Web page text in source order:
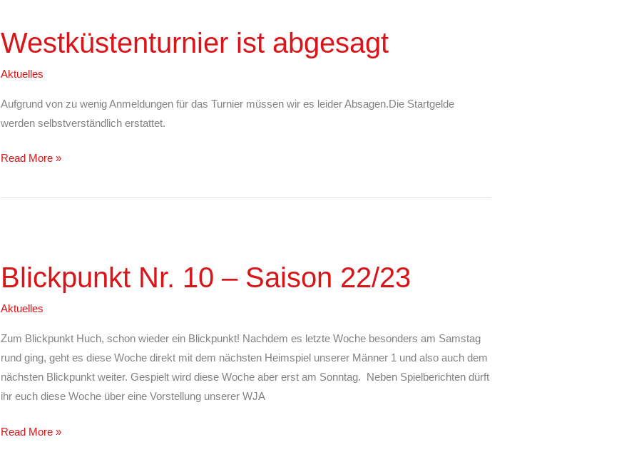
Westküstenturnier ist abgesagt
Aktuelles
Aufgrund von zu wenig Anmeldungen für das Turnier müssen wir es leider Absagen.Die Startgelde
werden selbstverständlich erstattet.
abgesagt
Read More »
Blickpunkt Nr. 10 – Saison 22/23
Aktuelles
Zum Blickpunkt Huch, schon wieder ein Blickpunkt! Nachdem es letzte Woche besonders am Samstag
rund ging, geht es diese Woche direkt mit dem nächsten Heimspiel unserer Männer 1 und also auch dem
nächsten Blickpunkt weiter. Gespielt wird diese Woche aber erst am Sonntag. Neben Spielberichten dürft
ihr euch diese Woche über eine Vorstellung unserer WJA
10
Saison
Read More »